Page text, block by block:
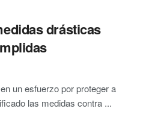
drásticas
un esfuerzo por proteger a
las medidas contra ...